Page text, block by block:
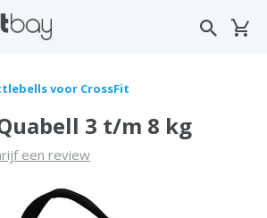
voor CrossFit
3 t/m 8 kg
een review